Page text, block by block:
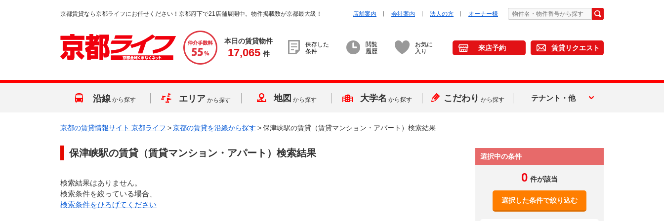
京都賃貸なら京都ライフにお任せください！京都府下で21店舗展開中。物件掲載数が京都最大級！ 店舗案内 会社案内 法人の方 オーナー様
本日の賃貸物件
17,065 件
保存した
条件
閲覧
履歴
お気に
入り
来店予約 賃貸リクエスト
沿線 から探す エリア から探す 地図 から探す 大学名 から探す こだわり から探す テナント・他
京都の賃貸情報サイト 京都ライフ >京都の賃貸を沿線から探す >保津峡駅の賃貸（賃貸マンション・アパート）検索結果
保津峡駅の賃貸（賃貸マンション・アパート）検索結果
検索結果はありません。
検索条件を絞っている場合、
検索条件をひろげてください
選択中の条件
0 件が該当
選択した条件で絞り込む